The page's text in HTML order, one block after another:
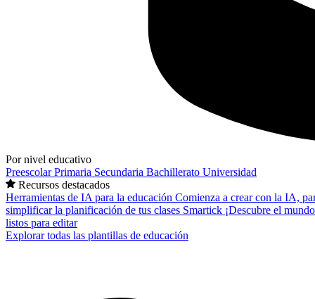
Por nivel educativo
PreescolarPrimaria Secundaria Bachillerato Universidad
Recursos destacados
Herramientas de IA para la educación Comienza a crear con la IA,
simplificar la planificación de tus clases Smartick ¡Descubre el
listos para editar
Explorar todas las plantillas de educación